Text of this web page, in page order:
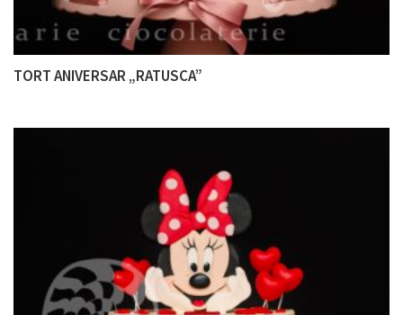
TORT ANIVERSAR „RATUSCA”